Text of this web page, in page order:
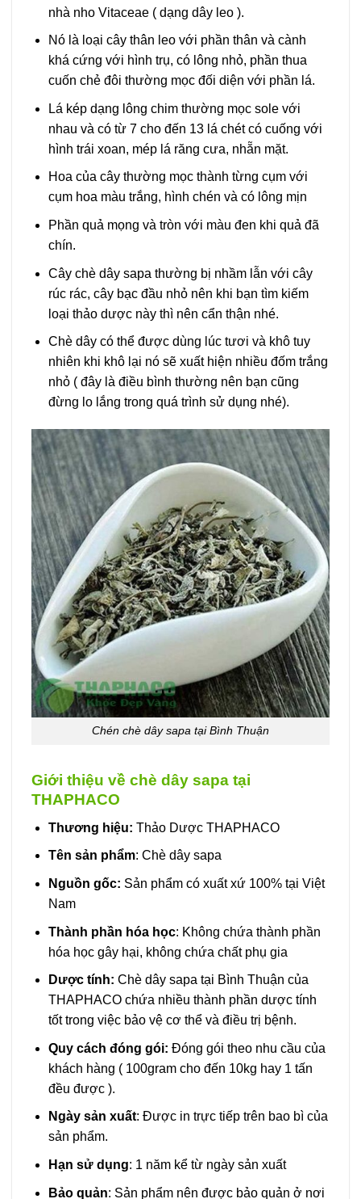
nhà nho Vitaceae ( dạng dây leo ).
Nó là loại cây thân leo với phần thân và cành
khá cứng với hình trụ, có lông nhỏ, phần thua
cuốn chẻ đôi thường mọc đối diện với phần lá.
Lá kép dạng lông chim thường mọc sole với
nhau và có từ 7 cho đến 13 lá chét có cuống với
hình trái xoan, mép lá răng cưa, nhẵn mặt.
Hoa của cây thường mọc thành từng cụm với
cụm hoa màu trắng, hình chén và có lông mịn
Phần quả mọng và tròn với màu đen khi quả đã
chín.
Cây chè dây sapa thường bị nhầm lẫn với cây
rúc rác, cây bạc đầu nhỏ nên khi bạn tìm kiếm
loại thảo dược này thì nên cẩn thận nhé.
Chè dây có thể được dùng lúc tươi và khô tuy
nhiên khi khô lại nó sẽ xuất hiện nhiều đốm trắng
nhỏ ( đây là điều bình thường nên bạn cũng
đừng lo lắng trong quá trình sử dụng nhé).
Chén chè dây sapa tại Bình Thuận
Giới thiệu về chè dây sapa tại
THAPHACO
Thương hiệu: Thảo Dược THAPHACO
Tên sản phẩm: Chè dây sapa
Nguồn gốc: Sản phẩm có xuất xứ 100% tại Việt
Nam
Thành phần hóa học: Không chứa thành phần
hóa học gây hại, không chứa chất phụ gia
Dược tính: Chè dây sapa tại Bình Thuận của
THAPHACO chứa nhiều thành phần dược tính
tốt trong việc bảo vệ cơ thể và điều trị bệnh.
Quy cách đóng gói: Đóng gói theo nhu cầu của
khách hàng ( 100gram cho đến 10kg hay 1 tấn
đều được ).
Ngày sản xuất: Được in trực tiếp trên bao bì của
sản phẩm.
Hạn sử dụng: 1 năm kể từ ngày sản xuất
Bảo quản: Sản phẩm nên được bảo quản ở nơi